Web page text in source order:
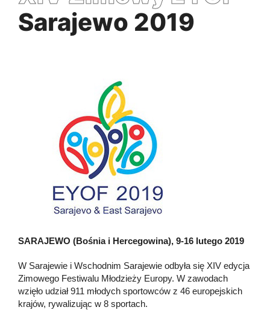
Sarajewo 2019
SARAJEWO (Bośnia i Hercegowina), 9-16 lutego 2019
W Sarajewie i Wschodnim Sarajewie odbyła się XIV edycja
Zimowego Festiwalu Młodzieży Europy. W zawodach
wzięło udział 911 młodych sportowców z 46 europejskich
krajów, rywalizując w 8 sportach.